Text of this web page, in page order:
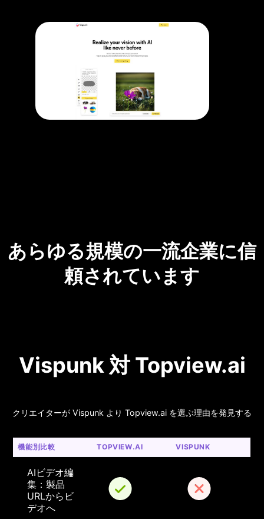
あらゆる規模の一流企業に信
頼されています
Vispunk 対 Topview.ai
クリエイターが Vispunk より Topview.ai を選ぶ理由を発見する
機能別比較 TOPVIEW.AI VISPUNK
AIビデオ編
集：製品
URLからビ
デオへ